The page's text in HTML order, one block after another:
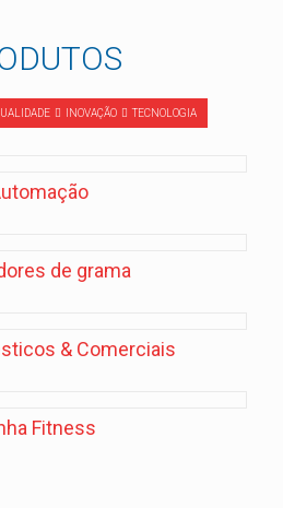
INOVAÇÃO TECNOLOGIA
de grama
& Comerciais
Fitness